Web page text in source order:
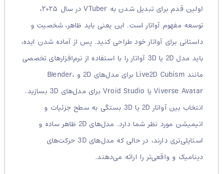
اولین قدم برای تبدیل شدن به VTuber در سال ۲۰۲۵،
توسعه مفهوم آواتار است. این یعنی باید ظاهر، شخصیت و
داستانی برای آواتار خود طراحی کنید.پس از آماده شدن ایده،
باید مدل 2D یا 3D آواتار را با استفاده از نرم‌افزارهای تخصصی
مانند Live2D Cubism برای مدل‌های 2D و Blender،
Viverse Avatar یا Vroid Studio برای مدل‌های 3D بسازید.
انتخاب بین آواتار 2D یا 3D بستگی به سطح جزئیات و
انیمیشن مورد نظر شما دارد. مدل‌های 2D ظاهر ساده و
استایلی‌تری دارند، در حالی که مدل‌های 3D حرکت‌های
دینامیک و واقعی‌تر را ارائه می‌دهند.